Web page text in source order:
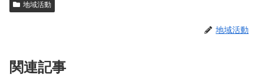
地域活動
地域活動
関連記事